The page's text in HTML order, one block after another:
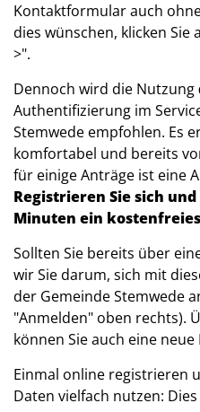
Kontaktformular auch
dies wünschen, klicken Sie
>".
Dennoch wird die Nutzung
Authentifizierung im
Stemwede empfohlen. Es
komfortabel und bereits
für einige Anträge ist eine
Registrieren Sie sich
Minuten ein
Sollten Sie bereits über
wir Sie darum, sich mit
der Gemeinde Stemwede
"Anmelden" oben rechts).
können Sie auch eine neue
Einmal online registrieren
Daten vielfach nutzen: